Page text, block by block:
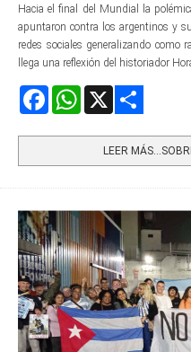
Hacia el final del Mundial la
apuntaron contra los argentinos y
redes sociales generalizando como
llega una reflexión del historiador
FacebookWhatsApp
LEER